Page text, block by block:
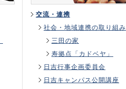
交流・連携
社会・地域連携の取り組み
三田の家
寿拠点「カドベヤ」
日吉行事企画委員会
日吉キャンパス公開講座